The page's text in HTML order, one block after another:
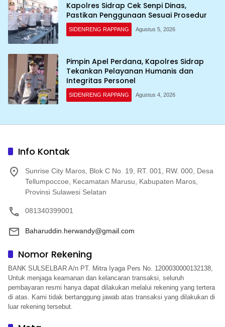
Kapolres Sidrap Cek Senpi Dinas,
Pastikan Penggunaan Sesuai Prosedur
SIDENRENG RAPPANG Agustus 5, 2026
Pimpin Apel Perdana, Kapolres Sidrap
Tekankan Pelayanan Humanis dan
Integritas Personel
SIDENRENG RAPPANG Agustus 4, 2026
Info Kontak
Sunrise City Maros, Blok C No. 19, RT. 001, RW. 000, Desa
Tellumpoccoe, Kecamatan Marusu, Kabupaten Maros,
Provinsi Sulawesi Selatan
081340399001
Baharuddin.herwandy@gmail.com
Nomor Rekening
BANK SULSELBAR A/n PT. Mitra Iyaga Pers No. 1200030000132138,
Untuk menjaga keamanan dan kelancaran transaksi, seluruh
pembayaran resmi hanya dapat dilakukan melalui rekening yang tertera
di atas. Kami tidak bertanggung jawab atas transaksi yang dilakukan di
luar rekening tersebut.